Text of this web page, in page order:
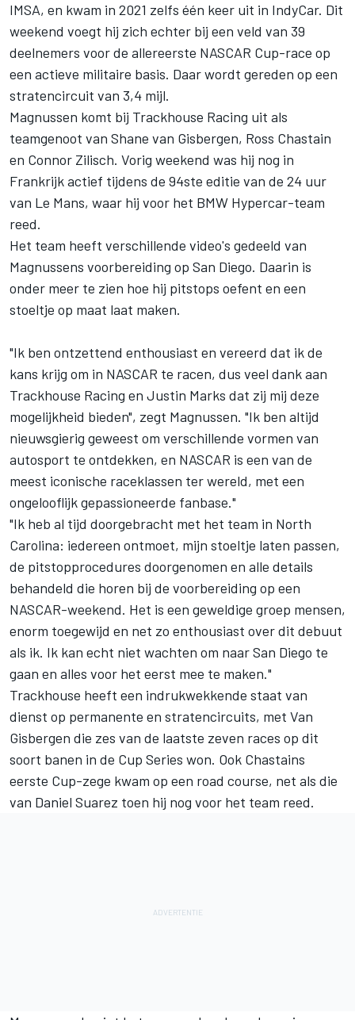
IMSA, en kwam in 2021 zelfs één keer uit in IndyCar. Dit
weekend voegt hij zich echter bij een veld van 39
deelnemers voor de allereerste NASCAR Cup-race op
een actieve militaire basis. Daar wordt gereden op een
stratencircuit van 3,4 mijl.
Magnussen komt bij Trackhouse Racing uit als
teamgenoot van Shane van Gisbergen, Ross Chastain
en Connor Zilisch. Vorig weekend was hij nog in
Frankrijk actief tijdens de 94ste editie van de 24 uur
van Le Mans, waar hij voor het BMW Hypercar-team
reed.
Het team heeft verschillende video's gedeeld van
Magnussens voorbereiding op San Diego. Daarin is
onder meer te zien hoe hij pitstops oefent en een
stoeltje op maat laat maken.
"Ik ben ontzettend enthousiast en vereerd dat ik de
kans krijg om in NASCAR te racen, dus veel dank aan
Trackhouse Racing en Justin Marks dat zij mij deze
mogelijkheid bieden", zegt Magnussen. "Ik ben altijd
nieuwsgierig geweest om verschillende vormen van
autosport te ontdekken, en NASCAR is een van de
meest iconische raceklassen ter wereld, met een
ongelooflijk gepassioneerde fanbase."
"Ik heb al tijd doorgebracht met het team in North
Carolina: iedereen ontmoet, mijn stoeltje laten passen,
de pitstopprocedures doorgenomen en alle details
behandeld die horen bij de voorbereiding op een
NASCAR-weekend. Het is een geweldige groep mensen,
enorm toegewijd en net zo enthousiast over dit debuut
als ik. Ik kan echt niet wachten om naar San Diego te
gaan en alles voor het eerst mee te maken."
Trackhouse heeft een indrukwekkende staat van
dienst op permanente en stratencircuits, met Van
Gisbergen die zes van de laatste zeven races op dit
soort banen in de Cup Series won. Ook Chastains
eerste Cup-zege kwam op een road course, net als die
van Daniel Suarez toen hij nog voor het team reed.